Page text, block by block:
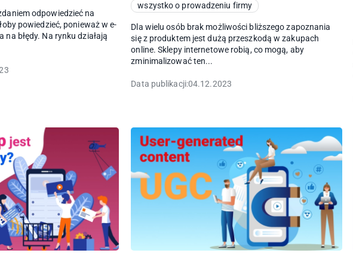
odpowiedzieć na
powiedzieć, ponieważ w e-
na błędy. Na rynku działają
wszystko o prowadzeniu firmy
Dla wielu osób brak możliwości bliższego zapoznania
się z produktem jest dużą przeszkodą w zakupach
online. Sklepy internetowe robią, co mogą, aby
zminimalizować ten...
Data publikacji:04.12.2023